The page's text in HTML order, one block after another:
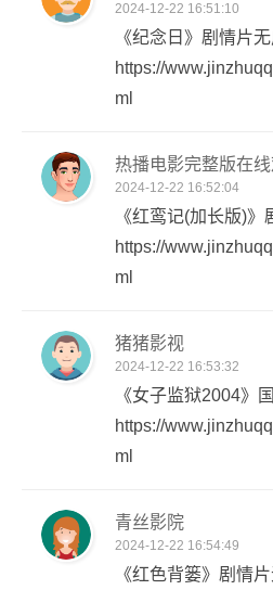
2024-12-22 16:51:10
《纪念日》剧情片
https://
ml
热播电影完整版在
2024-12-22 16:52:04
《红鸾记(加长版)》
https://
ml
猪猪影视
2024-12-22 16:53:32
《女子监狱2004》
https://
ml
青丝影院
2024-12-22 16:54:49
《红色背篓》剧情